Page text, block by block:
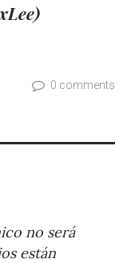
0 comments
no será
están